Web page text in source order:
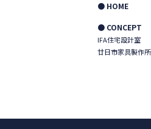
● HOME
● CONCEPT
IFA住宅設計室
廿日市家具製作所